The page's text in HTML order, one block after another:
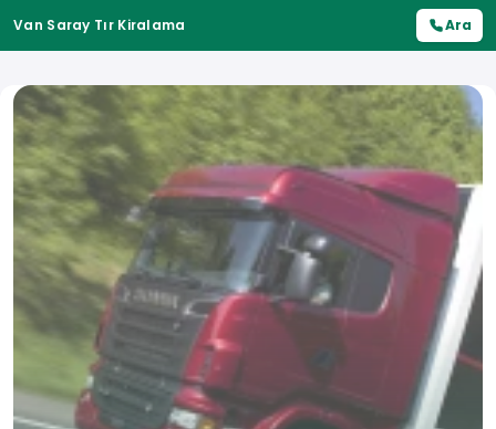
Van Saray Tır Kiralama Ara